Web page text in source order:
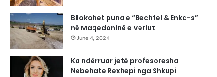
Bllokohet puna e “Bechtel & Enka-s”
në Maqedoninë e Veriut
June 4, 2024
Ka ndërruar jetë profesoresha
Nebehate Rexhepi nga Shkupi